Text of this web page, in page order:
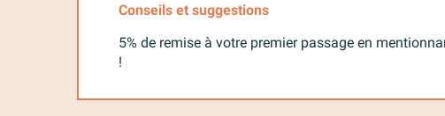
Conseils et suggestions
5% de remise à votre premier passage en
!